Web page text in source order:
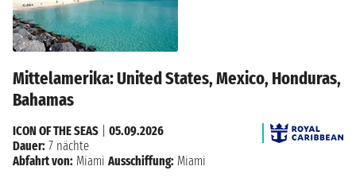
Mittelamerika: United States, Mexico, Honduras,
Bahamas
ICON OF THE SEAS
05.09.2026
Dauer: 7 nächte
Abfahrt von: Miami Ausschiffung: Miami